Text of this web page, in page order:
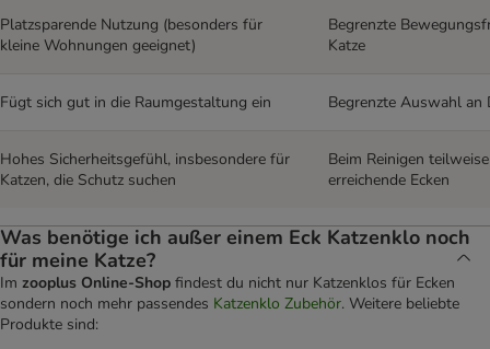
Platzsparende Nutzung (besonders für
kleine Wohnungen geeignet)
Begrenzte
Katze
Fügt sich gut in die Raumgestaltung ein Begrenzte Auswahl an
Hohes Sicherheitsgefühl, insbesondere für
Katzen, die Schutz suchen
Beim Reinigen
erreichende Ecken
Was benötige ich außer einem Eck Katzenklo noch
für meine Katze?
Im zooplus Online-Shop findest du nicht nur Katzenklos für Ecken
sondern noch mehr passendes Katzenklo Zubehör. Weitere beliebte
Produkte sind: